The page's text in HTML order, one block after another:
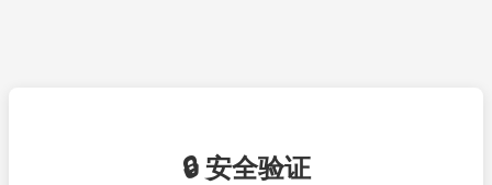
🔒 安全验证